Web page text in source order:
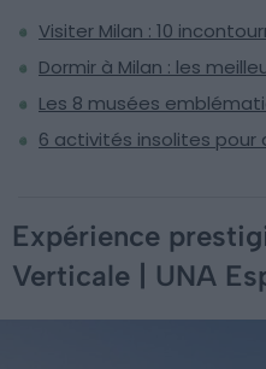
Visiter Milan : 10
Dormir à Milan : les
Les 8 musées
6 activités insolites pour
Expérience
Verticale | UNA